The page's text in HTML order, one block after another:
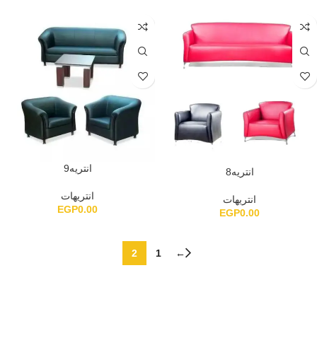
انتريه8
انتريهات
EGP0.00
انتريه9
انتريهات
EGP0.00
←
1
2